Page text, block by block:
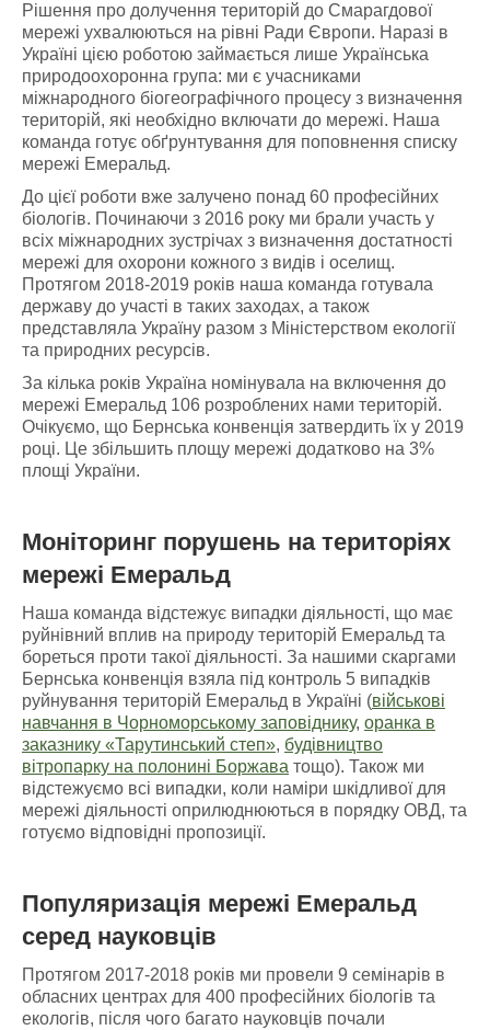
Рішення про долучення територій до Смарагдової
мережі ухвалюються на рівні Ради Європи. Наразі в
Україні цією роботою займається лише Українська
природоохоронна група: ми є учасниками
міжнародного біогеографічного процесу з визначення
територій, які необхідно включати до мережі. Наша
команда готує обґрунтування для поповнення списку
мережі Емеральд.
До цієї роботи вже залучено понад 60 професійних
біологів. Починаючи з 2016 року ми брали участь у
всіх міжнародних зустрічах з визначення достатності
мережі для охорони кожного з видів і оселищ.
Протягом 2018-2019 років наша команда готувала
державу до участі в таких заходах, а також
представляла Україну разом з Міністерством екології
та природних ресурсів.
За кілька років Україна номінувала на включення до
мережі Емеральд 106 розроблених нами територій.
Очікуємо, що Бернська конвенція затвердить їх у 2019
році. Це збільшить площу мережі додатково на 3%
площі України.
Моніторинг порушень натериторіях
мережі Емеральд
Наша команда відстежує випадки діяльності, що має
руйнівний вплив на природу територій Емеральд та
бореться проти такої діяльності. За нашими скаргами
Бернська конвенція взяла під контроль 5 випадків
руйнування територій Емеральд в Україні (військові
навчання в Чорноморському заповіднику, оранка в
заказнику «Тарутинський степ», будівництво
вітропарку на полонині Боржава тощо). Також ми
відстежуємо всі випадки, коли наміри шкідливої для
мережі діяльності оприлюднюються в порядку ОВД, та
готуємо відповідні пропозиції.
Популяризація мережі Емеральд
серед науковців
Протягом 2017-2018 років ми провели 9 семінарів в
обласних центрах для 400 професійних біологів та
екологів, після чого багато науковців почали